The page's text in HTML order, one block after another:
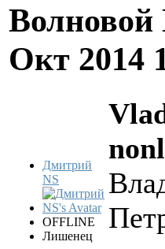
Окт 2014
Дмитрий
NS
OFFLINE
Лишенец